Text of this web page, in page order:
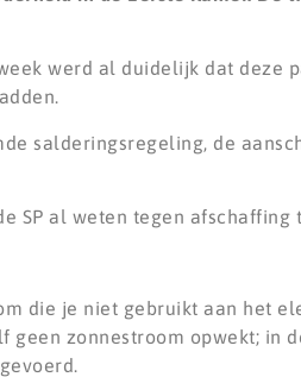
werd al duidelijk dat deze
salderingsregeling, de
SP al weten tegen afschaffing
die je niet gebruikt aan het
zonnestroom opwekt; in